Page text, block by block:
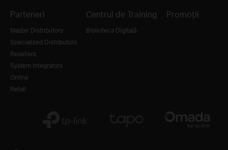
Parteneri
Master Distributors
Specialized Distributors
Resellers
System Integrators
Online
Retail
Centrul de Training
Biblioteca Digitală
Promoții